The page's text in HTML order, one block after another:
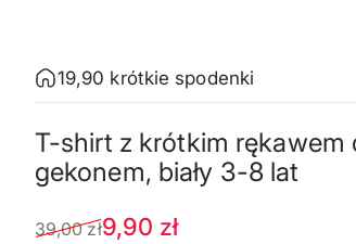
19,90 krótkie spodenki
T-shirt z krótkim rękawem
gekonem, biały 3-8 lat
Cena sprzedaży
9,90 zł
Normalna cena
39,00 zł